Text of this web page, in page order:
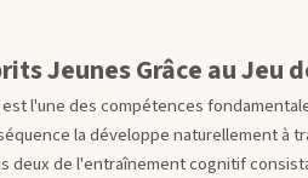
Jeunes Grâce au Jeu
l'une des compétences
la développe naturellement à
deux de l'entraînement cognitif